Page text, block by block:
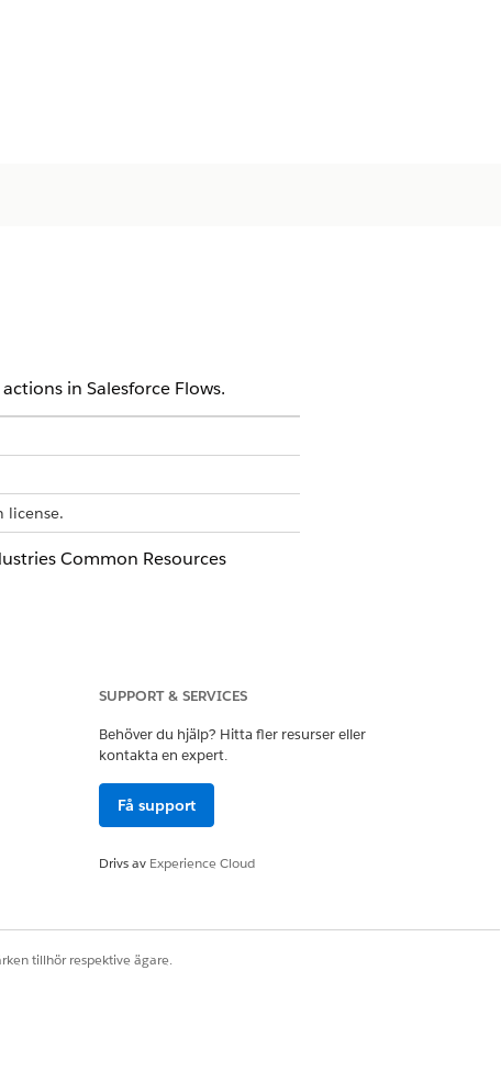
in Salesforce Flows.
license.
Common Resources
Ja
SUPPORT & SERVICES
Behöver du hjälp? Hitta fler resurser eller
kontakta en expert.
Få support
Drivs av Experience Cloud
tillhör respektive ägare.